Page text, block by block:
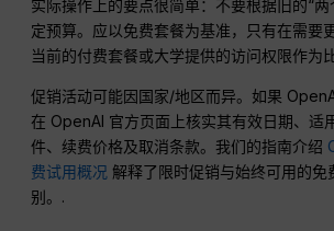
实际操作上的要点很简单：不要根据旧的“两
定预算。应以免费套餐为基准，只有在需要
当前的付费套餐或大学提供的访问权限作为
促销活动可能因国家/地区而异。如果
在 OpenAI 官方页面上核实其有效日期、适
件、续费价格及取消条款。我们的指南介绍
费试用概况 解释了限时促销与始终可用的免
别。.